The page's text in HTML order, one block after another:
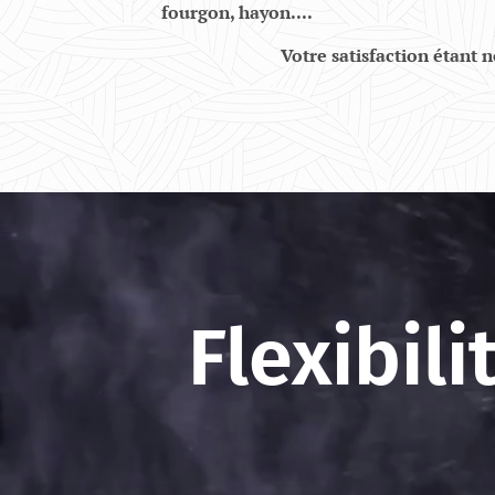
fourgon, hayon....
Votre satisfaction étant